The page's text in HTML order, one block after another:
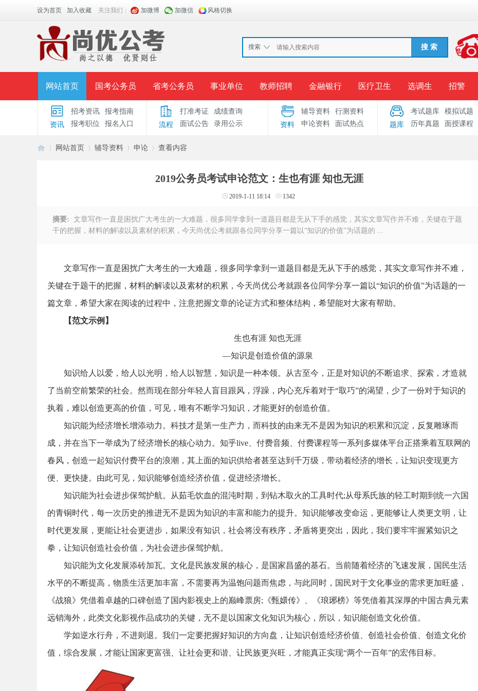
设为首页 加入收藏 关注我们： 加微博 加微信 风格切换
搜索 搜 索
网站首页 国考公务员 省考公务员 事业单位 教师招聘 金融银行 医疗卫生 选调生 招警
面授课程 招考公告 面试公告 报考指导 准考证打印 成绩查询 录用公示 考试题库
时政热点 视频课堂 名师团队
资讯
招考资讯
报考指南
报考职位
报名入口 流程
打准考证
成绩查询
面试公告
录用公示 资料
辅导资料
行测资料
申论资料
面试热点 题库
考试题库
模拟试题
历年真题
面授课程
网站首页 辅导资料 申论 查看内容
2019公务员考试申论范文：生也有涯 知也无涯
2019-1-11 18:14 1342
摘要: 文章写作一直是困扰广大考生的一大难题，很多同学拿到一道题目都是无从下手的感觉，其实文章写作并不难，关键在于题
干的把握，材料的解读以及素材的积累，今天尚优公考就跟各位同学分享一篇以“知识的价值”为话题的 ...
文章写作一直是困扰广大考生的一大难题，很多同学拿到一道题目都是无从下手的感觉，其实文章写作并不难，
关键在于题干的把握，材料的解读以及素材的积累，今天尚优公考就跟各位同学分享一篇以“知识的价值”为话题的一
篇文章，希望大家在阅读的过程中，注意把握文章的论证方式和整体结构，希望能对大家有帮助。
【范文示例】
生也有涯 知也无涯
—知识是创造价值的源泉
知识给人以爱，给人以光明，给人以智慧，知识是一种本领。从古至今，正是对知识的不断追求、探索，才造就
了当前空前繁荣的社会。然而现在部分年轻人盲目跟风，浮躁，内心充斥着对于“取巧”的渴望，少了一份对于知识的
执着，难以创造更高的价值，可见，唯有不断学习知识，才能更好的创造价值。
知识能为经济增长增添动力。科技才是第一生产力，而科技的由来无不是因为知识的积累和沉淀，反复雕琢而
成，并在当下一举成为了经济增长的核心动力。知乎live、付费音频、付费课程等一系列多媒体平台正搭乘着互联网的
春风，创造一起知识付费平台的浪潮，其上面的知识供给者甚至达到千万级，带动着经济的增长，让知识变现更方
便、更快捷。由此可见，知识能够创造经济价值，促进经济增长。
知识能为社会进步保驾护航。从茹毛饮血的混沌时期，到钻木取火的工具时代;从母系氏族的轻工时期到统一六国
的青铜时代，每一次历史的推进无不是因为知识的丰富和能力的提升。知识能够改变命运，更能够让人类更文明，让
时代更发展，更能让社会更进步，如果没有知识，社会将没有秩序，矛盾将更突出，因此，我们要牢牢握紧知识之
拳，让知识创造社会价值，为社会进步保驾护航。
知识能为文化发展添砖加瓦。文化是民族发展的核心，是国家昌盛的基石。当前随着经济的飞速发展，国民生活
水平的不断提高，物质生活更加丰富，不需要再为温饱问题而焦虑，与此同时，国民对于文化事业的需求更加旺盛，
《战狼》凭借着卓越的口碑创造了国内影视史上的巅峰票房;《甄嬛传》、《琅琊榜》等凭借着其深厚的中国古典元素
远销海外，此类文化影视作品成功的关键，无不是以国家文化知识为核心，所以，知识能创造文化价值。
学如逆水行舟，不进则退。我们一定要把握好知识的方向盘，让知识创造经济价值、创造社会价值、创造文化价
值，综合发展，才能让国家更富强、让社会更和谐、让民族更兴旺，才能真正实现“两个一百年”的宏伟目标。